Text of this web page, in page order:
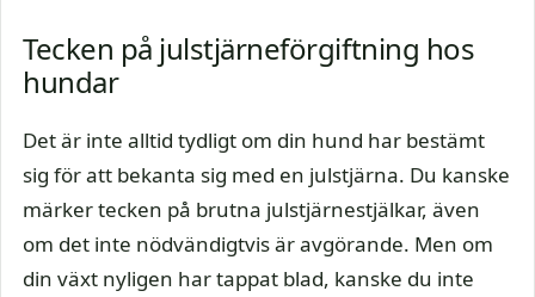
Tecken på julstjärneförgiftning hos
hundar
Det är inte alltid tydligt om din hund har bestämt
sig för att bekanta sig med en julstjärna. Du kanske
märker tecken på brutna julstjärnestjälkar, även
om det inte nödvändigtvis är avgörande. Men om
din växt nyligen har tappat blad, kanske du inte